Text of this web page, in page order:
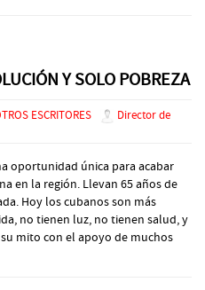
Y SOLO POBREZA
ESCRITORES
Director de
oportunidad única para acabar
en la región. Llevan 65 años de
Hoy los cubanos son más
no tienen luz, no tienen salud, y
mito con el apoyo de muchos